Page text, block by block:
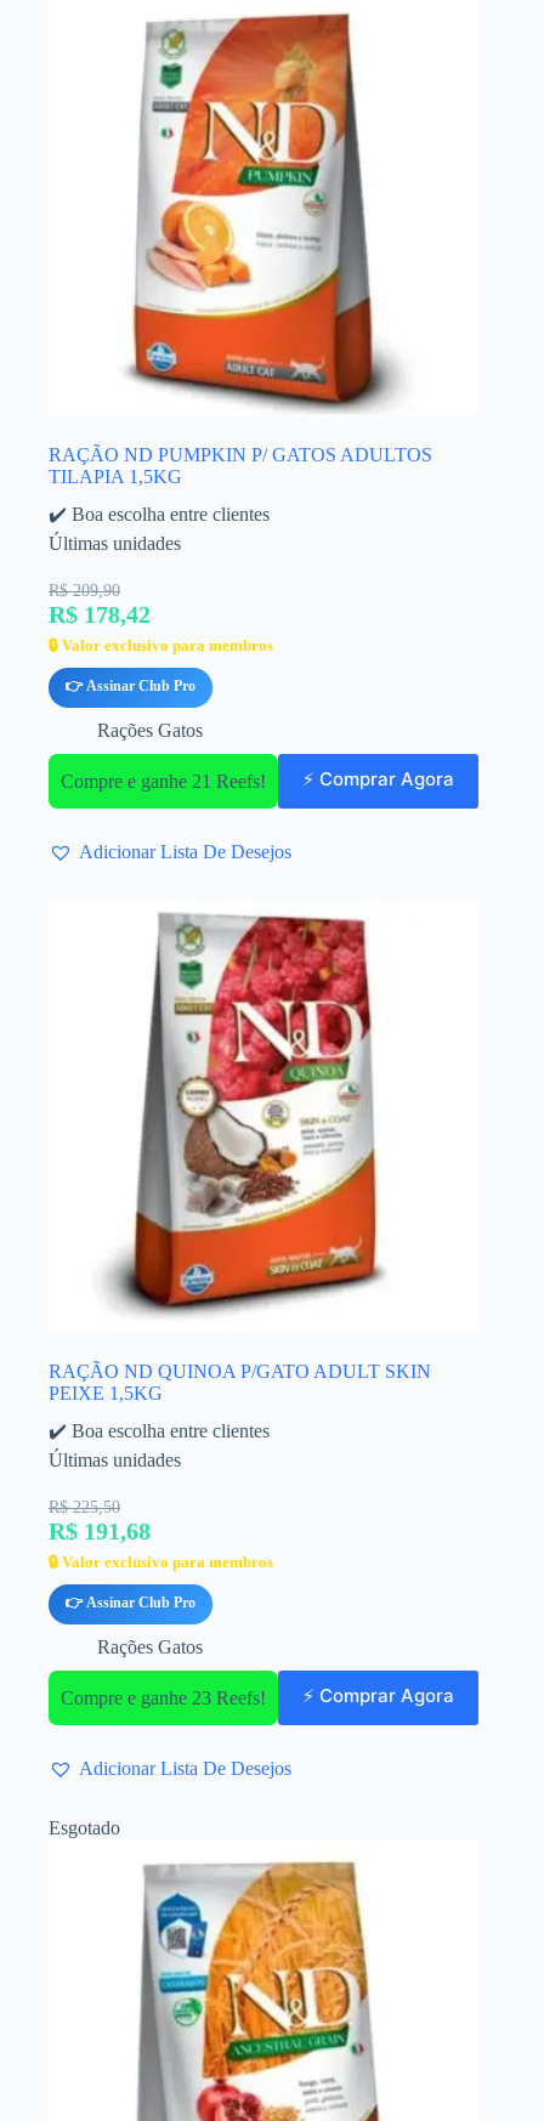
RAÇÃO ND PUMPKIN P/ GATOS ADULTOS
TILAPIA 1,5KG
✔️ Boa escolha entre clientes
Últimas unidades
R$ 209,90
R$ 178,42
🔒 Valor exclusivo para membros
👉 Assinar Club Pro
Rações Gatos
Compre e ganhe 21 Reefs! ⚡ Comprar Agora
Adicionar Lista De Desejos
RAÇÃO ND QUINOA P/GATO ADULT SKIN
PEIXE 1,5KG
✔️ Boa escolha entre clientes
Últimas unidades
R$ 225,50
R$ 191,68
🔒 Valor exclusivo para membros
👉 Assinar Club Pro
Rações Gatos
Compre e ganhe 23 Reefs! ⚡ Comprar Agora
Adicionar Lista De Desejos
Esgotado